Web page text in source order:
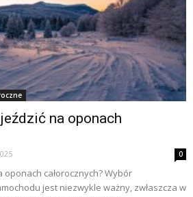
na oponach
0
oponach całorocznych? Wybór
jest niezwykle ważny, zwłaszcza w